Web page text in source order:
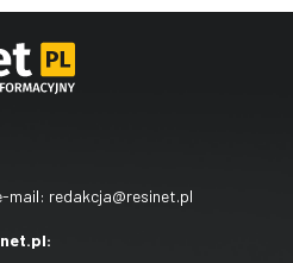
mail: redakcja@resinet.pl